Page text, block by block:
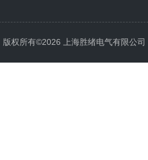
版权所有©2026 上海胜绪电气有限公